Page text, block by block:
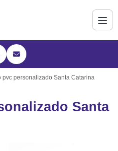
pvc personalizado Santa Catarina
Santa